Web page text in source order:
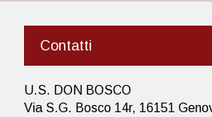
Contatti
U.S. DON BOSCO
Via S.G. Bosco 14r, 16151